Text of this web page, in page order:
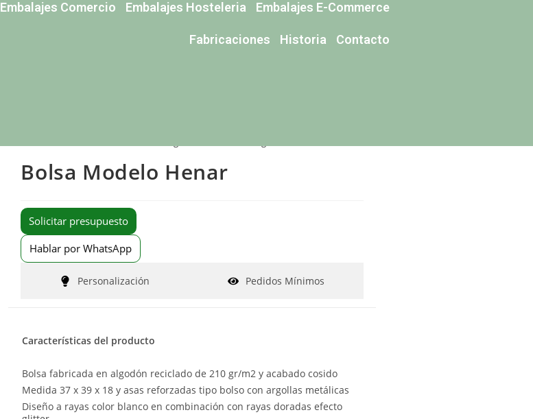
Embalajes Comercio Embalajes Hosteleria Embalajes E-Commerce
Fabricaciones Historia Contacto
Bolsa Modelo Henar
Solicitar presupuesto
Hablar por WhatsApp
Personalización Pedidos Mínimos
Características del producto
Bolsa fabricada en algodón reciclado de 210 gr/m2 y acabado cosido
Medida 37 x 39 x 18 y asas reforzadas tipo bolso con argollas metálicas
Diseño a rayas color blanco en combinación con rayas doradas efecto